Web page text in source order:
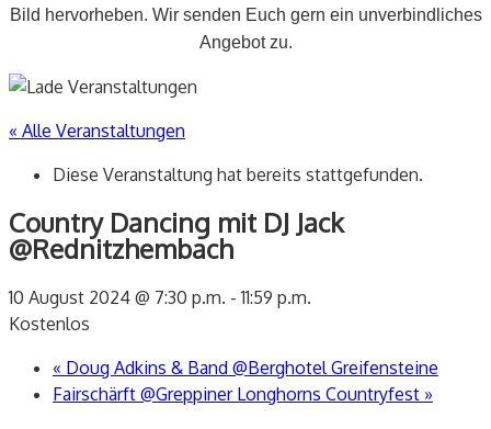
Bild hervorheben. Wir senden Euch gern ein unverbindliches
Angebot zu.
« Alle Veranstaltungen
Diese Veranstaltung hat bereits stattgefunden.
Country Dancing mit DJ Jack
@Rednitzhembach
10 August 2024 @ 7:30 p.m. -11:59 p.m.
Kostenlos
« Doug Adkins & Band @Berghotel Greifensteine
Fairschärft @Greppiner Longhorns Countryfest »